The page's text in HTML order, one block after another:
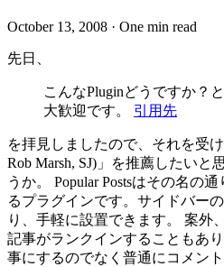
October 13, 2008 · One min read
先日、
こんなPluginどうですか？
大歓迎です。 引用先
を拝見しましたので、それを受け
Rob Marsh, SJ)」を推薦したいと
うか。 Popular Postsはその名の
るプラグインです。サイドバー
り、手軽に設置できます。 案外
記事がランクインすることもあ
事にするのでなく普通にコメン